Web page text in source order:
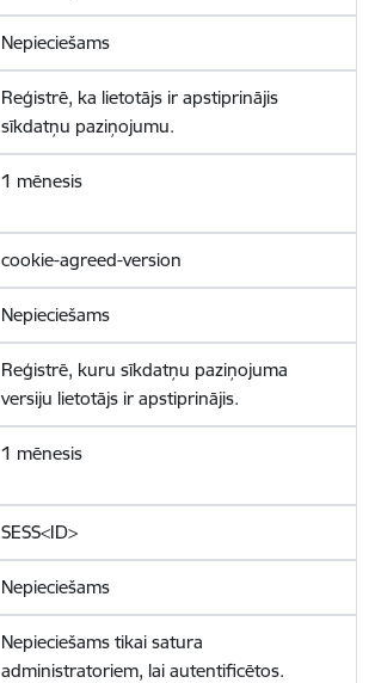
Nepieciešams
Reģistrē, ka lietotājs ir apstiprinājis
sīkdatņu paziņojumu.
1 mēnesis
cookie-agreed-version
Nepieciešams
Reģistrē, kuru sīkdatņu paziņojuma
versiju lietotājs ir apstiprinājis.
1 mēnesis
SESS<ID>
Nepieciešams
Nepieciešams tikai satura
administratoriem, lai autentificētos.